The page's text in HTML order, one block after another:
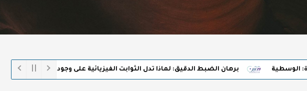
برهان الضبط الدقيق: لماذا تدل الثوابت الفيزيائية على وجود الخالق خطبة